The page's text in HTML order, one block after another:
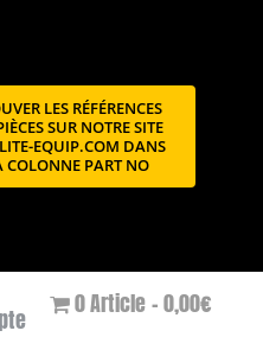
LES RÉFÉRENCES
SUR NOTRE SITE
EQUIP.COM DANS
COLONNE PART NO
0 Article 0,00€